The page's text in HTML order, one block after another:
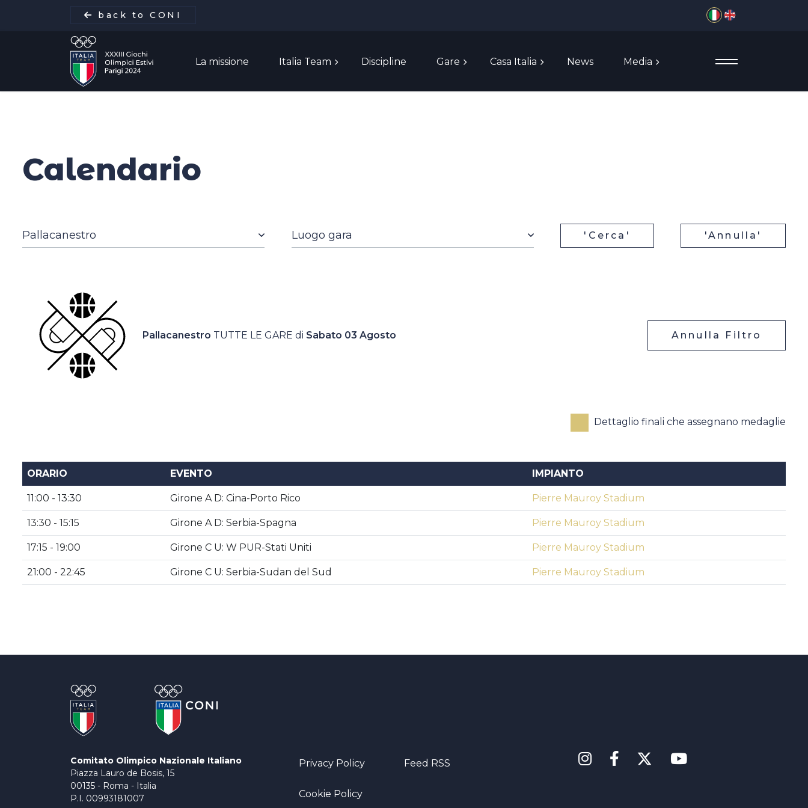
back to CONI Seleziona la tua lingua
La missione Italia Team Discipline Gare Casa Italia News Media
Italia Team
Gare
News
Media
Calendario
'Cerca' 'Annulla'
Pallacanestro TUTTE LE GARE di Sabato 03 Agosto Annulla Filtro
Dettaglio finali che assegnano medaglie
ORARIO EVENTO IMPIANTO
11:00 - 13:30 Girone A D: Cina-Porto Rico Pierre Mauroy Stadium
13:30 - 15:15 Girone A D: Serbia-Spagna Pierre Mauroy Stadium
17:15 - 19:00 Girone C U: W PUR-Stati Uniti Pierre Mauroy Stadium
21:00 - 22:45 Girone C U: Serbia-Sudan del Sud Pierre Mauroy Stadium
Comitato Olimpico Nazionale Italiano
Piazza Lauro de Bosis, 15
00135 - Roma - Italia
P.I. 00993181007
Privacy Policy Feed RSS
Cookie Policy